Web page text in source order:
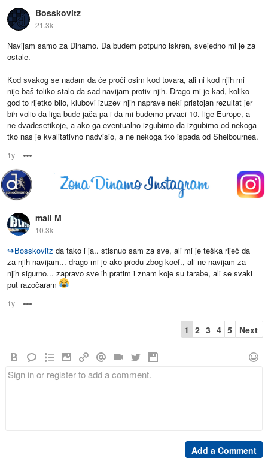
Bosskovitz
21.3k
Navijam samo za Dinamo. Da budem potpuno iskren, svejedno mi je za
ostale.
Kod svakog se nadam da će proći osim kod tovara, ali ni kod njih mi
nije baš toliko stalo da sad navijam protiv njih. Drago mi je kad, koliko
god to rijetko bilo, klubovi izuzev njih naprave neki pristojan rezultat jer
bih volio da liga bude jača pa i da mi budemo prvaci 10. lige Europe, a
ne dvadesetikoje, a ako ga eventualno izgubimo da izgubimo od nekoga
tko nas je kvalitativno nadvisio, a ne nekoga tko ispada od Shelbournea.
1y
mali M
10.3k
↪Bosskovitz da tako i ja.. stisnuo sam za sve, ali mi je teška riječ da
za njih navijam... drago mi je ako prođu zbog koef., ali ne navijam za
njih sigurno... zapravo sve ih pratim i znam koje su tarabe, ali se svaki
put razočaram
1y
1 2 3 4 5 Next
Add a Comment